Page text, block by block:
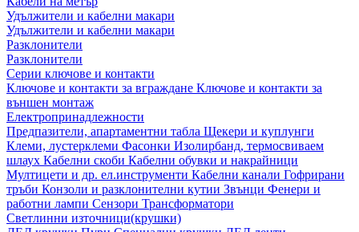
Удължители и кабелни макари
Удължители и кабелни макари
Разклонители
Разклонители
Серии ключове и контакти
Ключове и контакти за вграждане Ключове и контакти за
външен монтаж
Електропринадлежности
Предпазители, апартаментни табла Щекери и куплунги
Клеми, лустерклеми Фасонки Изолирбанд, термосвиваем
шлаух Кабелни скоби Кабелни обувки и накрайници
Мултицети и др. ел.инструменти Кабелни канали Гофрирани
тръби Конзоли и разклонителни кутии Звънци Фенери и
работни лампи Сензори Трансформатори
Светлинни източници(крушки)